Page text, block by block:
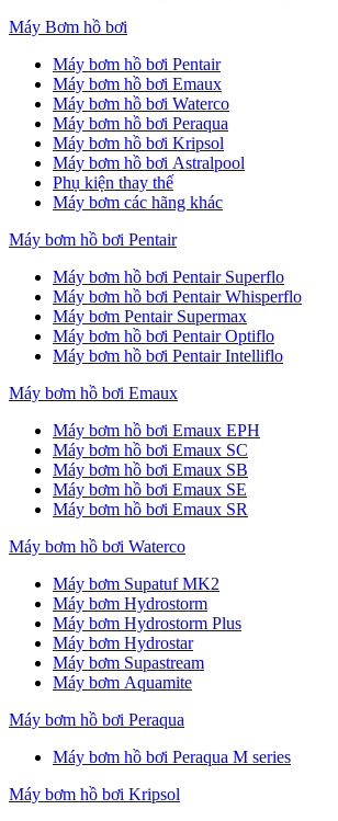
Máy Bơm hồ bơi
Máy bơm hồ bơi Pentair
Máy bơm hồ bơi Emaux
Máy bơm hồ bơi Waterco
Máy bơm hồ bơi Peraqua
Máy bơm hồ bơi Kripsol
Máy bơm hồ bơi Astralpool
Phụ kiện thay thế
Máy bơm các hãng khác
Máy bơm hồ bơi Pentair
Máy bơm hồ bơi Pentair Superflo
Máy bơm hồ bơi Pentair Whisperflo
Máy bơm Pentair Supermax
Máy bơm hồ bơi Pentair Optiflo
Máy bơm hồ bơi Pentair Intelliflo
Máy bơm hồ bơi Emaux
Máy bơm hồ bơi Emaux EPH
Máy bơm hồ bơi Emaux SC
Máy bơm hồ bơi Emaux SB
Máy bơm hồ bơi Emaux SE
Máy bơm hồ bơi Emaux SR
Máy bơm hồ bơi Waterco
Máy bơm Supatuf MK2
Máy bơm Hydrostorm
Máy bơm Hydrostorm Plus
Máy bơm Hydrostar
Máy bơm Supastream
Máy bơm Aquamite
Máy bơm hồ bơi Peraqua
Máy bơm hồ bơi Peraqua M series
Máy bơm hồ bơi Kripsol